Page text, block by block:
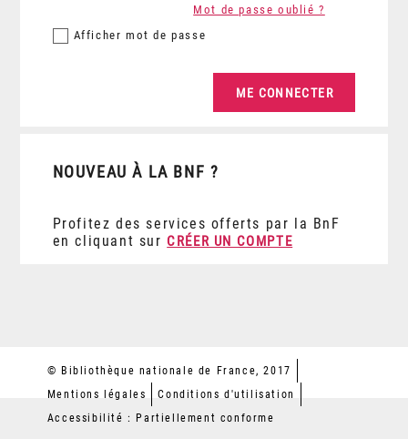
Afficher mot de passe
Mot de passe oublié ?
NOUVEAU À LA BNF ?
Profitez des services offerts par la BnF
en cliquant sur CRÉER UN COMPTE
© Bibliothèque nationale de France, 2017
Mentions légales
Conditions d'utilisation
Accessibilité : Partiellement conforme